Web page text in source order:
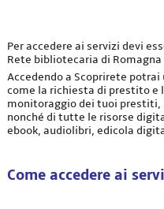
Per accedere ai servizi devi
Rete bibliotecaria di Romagna
Accedendo a Scoprirete
come la richiesta di prestito e
monitoraggio dei tuoi prestiti,
nonché di tutte le risorse
ebook, audiolibri, edicola
Come accedere ai